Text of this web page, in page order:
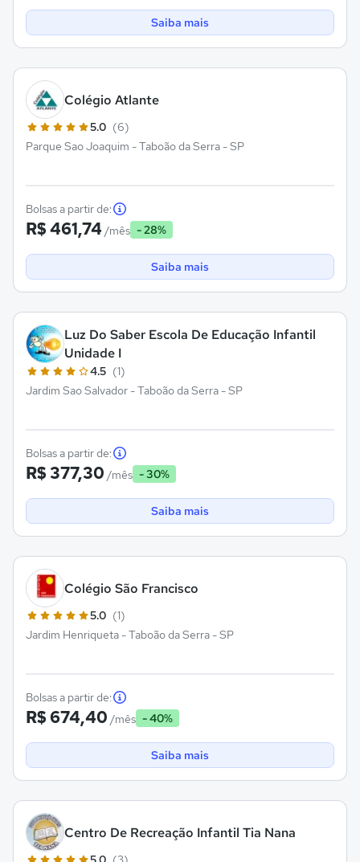
Saiba mais
Colégio Atlante
5.0 (6)
Parque Sao Joaquim - Taboão da Serra - SP
Bolsas a partir de:
R$ 461,74 /mês - 28%
Saiba mais
Luz Do Saber Escola De Educação Infantil
Unidade I
4.5 (1)
Jardim Sao Salvador - Taboão da Serra - SP
Bolsas a partir de:
R$ 377,30 /mês - 30%
Saiba mais
Colégio São Francisco
5.0 (1)
Jardim Henriqueta - Taboão da Serra - SP
Bolsas a partir de:
R$ 674,40 /mês - 40%
Saiba mais
Centro De Recreação Infantil Tia Nana